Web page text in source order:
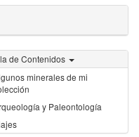
de Contenidos
minerales de mi
y Paleontología